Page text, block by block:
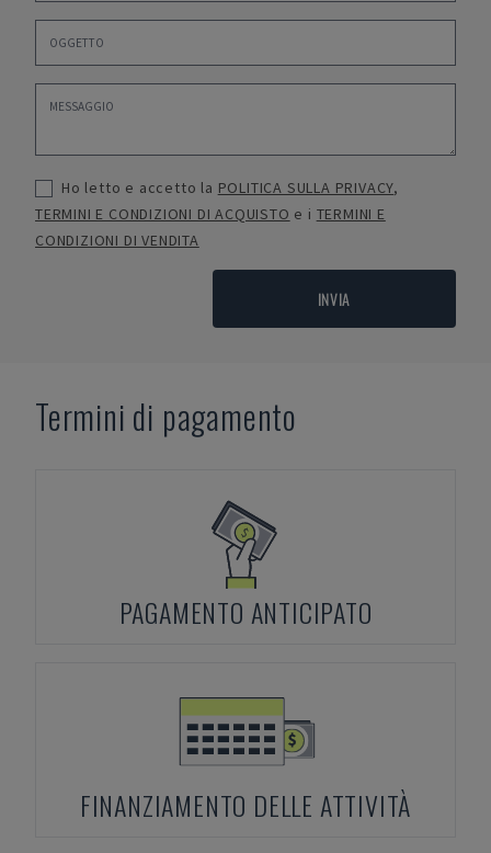
Ho letto e accetto la POLITICA SULLA PRIVACY,
TERMINI E CONDIZIONI DI ACQUISTO e i TERMINI E
CONDIZIONI DI VENDITA
INVIA
Termini di pagamento
PAGAMENTO ANTICIPATO
FINANZIAMENTO DELLE ATTIVITÀ